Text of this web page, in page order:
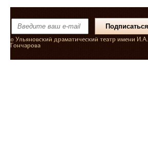
© Ульяновский драматический театр имени И.А.
Гончарова